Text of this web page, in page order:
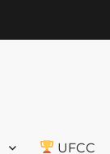
UFCC